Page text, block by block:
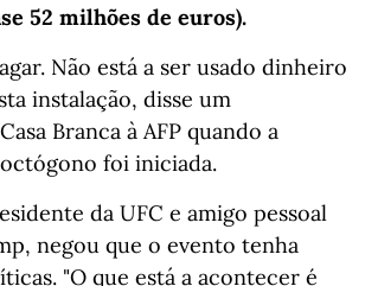
52 milhões de euros).
Não está a ser usado dinheiro
instalação, disse um
Branca à AFP quando a
foi iniciada.
da UFC e amigo pessoal
negou que o evento tenha
"O que está a acontecer é